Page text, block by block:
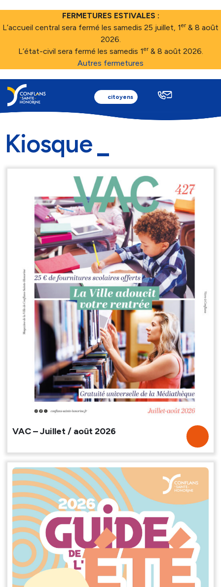
FERMETURES ESTIVALES :
L’accueil central sera fermé les samedis 25 juillet, 1er & 8 août
2026.
L’état-civil sera fermé les samedis 1er& 8 août 2026.
Autres fermetures
citoyens
Ma ville
Au quotidien
Culture, Sport & Loisirs
Batellerie & Plaisance
Kiosque
VAC – Juillet / août 2026